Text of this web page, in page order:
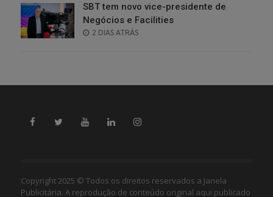
SBT tem novo vice-presidente de
Negócios e Facilities
POSTED
2 DIAS ATRÁS
Copyright 2025 © Todos os direitos reservados a Janela
Publicitária. A reprodução de conteúdo original aqui publicado